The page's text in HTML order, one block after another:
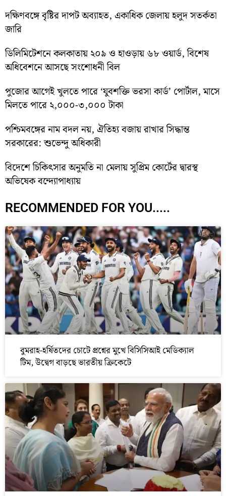
দক্ষিণবঙ্গে বৃষ্টির দাপট অব্যাহত, একাধিক জেলায় হলুদ সতর্কতা
জারি
ডিলিমিটেশনে কলকাতায় ২০৯ ও হাওড়ায় ৬৮ ওয়ার্ড, বিশেষ
অধিবেশনে আসছে সংশোধনী বিল
পুজোর আগেই খুলতে পারে ‘যুবশক্তি ভরসা কার্ড’ পোর্টাল, মাসে
মিলতে পারে ২,০০০-৩,০০০ টাকা
পশ্চিমবঙ্গের নাম বদল নয়, ঐতিহ্য বজায় রাখার সিদ্ধান্ত
সরকারের: শুভেন্দু অধিকারী
বিদেশে চিকিৎসার অনুমতি না মেলায় সুপ্রিম কোর্টের দ্বারস্থ
অভিষেক বন্দ্যোপাধ্যায়
RECOMMENDED FOR YOU.....
বুমরাহ-হর্ষিতদের চোটে প্রশ্নের মুখে বিসিসিআই মেডিক্যাল
টিম, উদ্বেগ বাড়ছে ভারতীয় ক্রিকেটে